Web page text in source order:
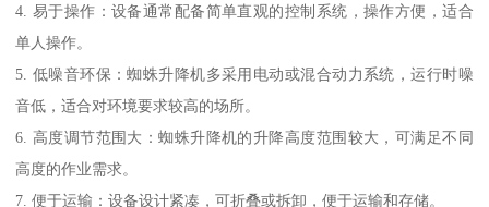
4. 易于操作：设备通常配备简单直观的控制系统，操作方便，适合
单人操作。
5. 低噪音环保：蜘蛛升降机多采用电动或混合动力系统，运行时噪
音低，适合对环境要求较高的场所。
6. 高度调节范围大：蜘蛛升降机的升降高度范围较大，可满足不同
高度的作业需求。
7. 便于运输：设备设计紧凑，可折叠或拆卸，便于运输和存储。